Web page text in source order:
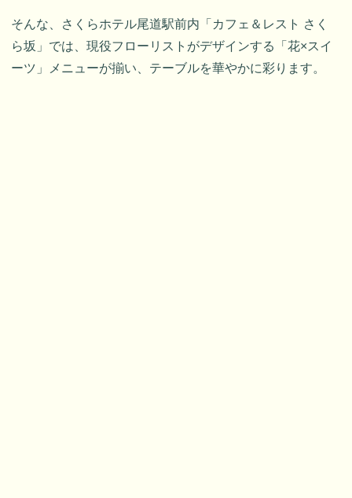
そんな、さくらホテル尾道駅前内「カフェ＆レスト さく
ら坂」では、現役フローリストがデザインする「花×スイ
ーツ」メニューが揃い、テーブルを華やかに彩ります。